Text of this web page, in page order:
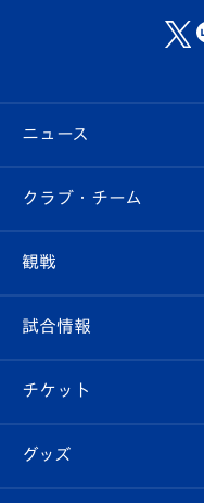
ニュース
すべて
クラブ
試合情報
チケット
クラブ・チーム
クラブ概要
エンブレム紹介
観戦
観戦ルール
はじめての観戦ガイド
Revive Team
試合情報
試合日程/結果
フォトギャラリー
チケット
チケット
グッズ